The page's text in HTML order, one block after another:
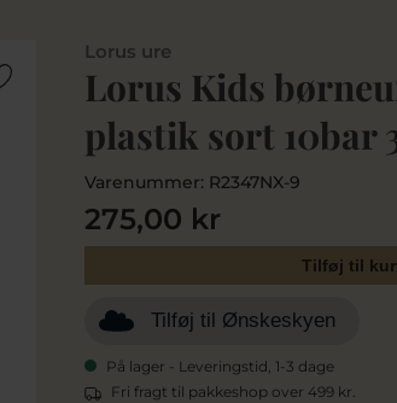
Lorus ure
Lorus Kids
plastik sort 10bar
Varenummer: R2347NX-9
275,00 kr
Tilføj til
Tilføj til Ønskeskyen
På lager - Leveringstid, 1-3 dage
Fri fragt til pakkeshop over 499 kr.